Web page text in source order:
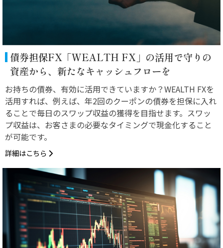
債券担保FX「WEALTH FX」の活用で守りの
資産から、新たなキャッシュフローを
お持ちの債券、有効に活用できていますか？WEALTH FXを
活用すれば、例えば、年2回のクーポンの債券を担保に入れ
ることで毎日のスワップ収益の獲得を目指せます。スワッ
プ収益は、お客さまの必要なタイミングで現金化すること
が可能です。
詳細はこちら